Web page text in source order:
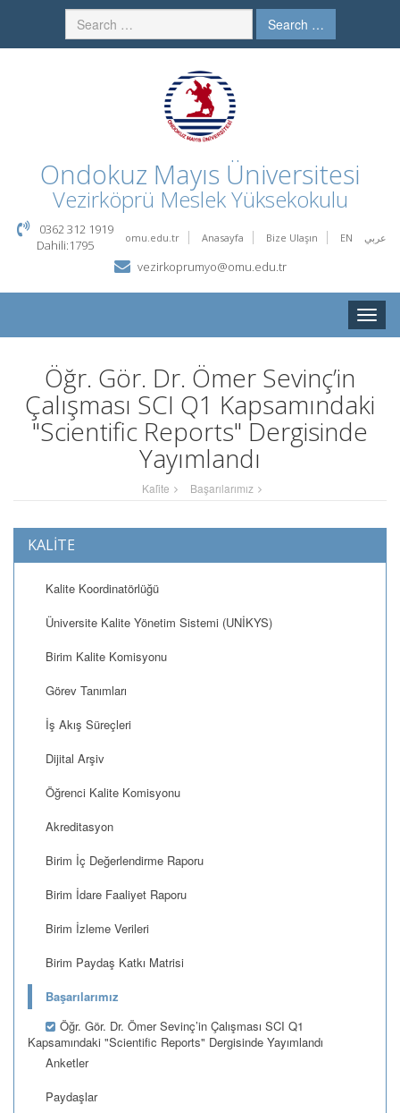
Search …
Ondokuz Mayıs Üniversitesi
Vezirköprü Meslek Yüksekokulu
omu.edu.tr Anasayfa Bize Ulaşın EN عربي
0362 312 1919
Dahili:1795
vezirkoprumyo@omu.edu.tr
Toggle
Öğr. Gör. Dr. Ömer Sevinç’in
Çalışması SCI Q1 Kapsamındaki
"Scientific Reports" Dergisinde
Yayımlandı
Kali̇te Başarılarımız
KALİTE
Kalite Koordinatörlüğü
Üniversite Kalite Yönetim Sistemi (UNİKYS)
Birim Kalite Komisyonu
Görev Tanımları
İş Akış Süreçleri
Dijital Arşiv
Öğrenci Kalite Komisyonu
Akreditasyon
Birim İç Değerlendirme Raporu
Birim İdare Faaliyet Raporu
Birim İzleme Verileri
Birim Paydaş Katkı Matrisi
Başarılarımız
Öğr. Gör. Dr. Ömer Sevinç’in Çalışması SCI Q1
Kapsamındaki "Scientific Reports" Dergisinde Yayımlandı
Anketler
Paydaşlar